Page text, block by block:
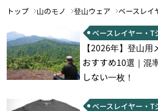
トップ 山のモノ 登山ウェア ベースレイ
ベースレイヤー・T
【2026年】登山
おすすめ10選｜混
しない一枚！
ベースレイヤー・T